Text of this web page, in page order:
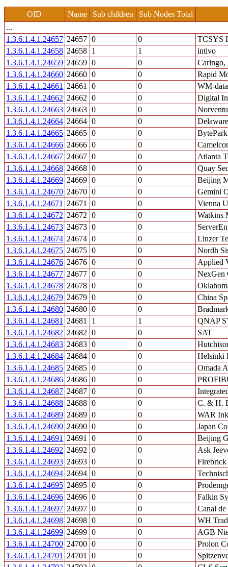
OID Name Sub children
Sub Nodes Total
...
1.3.6.1.4.1.24657 24657 0 0
TCSYS
1.3.6.1.4.1.24658 24658 1 1
intivo
1.3.6.1.4.1.24659 24659 0 0
Caringo,
1.3.6.1.4.1.24660 24660 0 0
Rapid
1.3.6.1.4.1.24661
24661 0 0
WM-
1.3.6.1.4.1.24662 24662 0 0
Digital
1.3.6.1.4.1.24663 24663 0 0
1.3.6.1.4.1.24664 24664 0 0
1.3.6.1.4.1.24665 24665 0 0
BytePark
1.3.6.1.4.1.24666 24666 0 0
1.3.6.1.4.1.24667 24667 0 0
Atlanta
1.3.6.1.4.1.24668 24668 0 0
Quay
1.3.6.1.4.1.24669 24669 0 0
Beijing
1.3.6.1.4.1.24670 24670 0 0
Gemini
1.3.6.1.4.1.24671
24671 0 0
Vienna
1.3.6.1.4.1.24672 24672 0 0
Watkins
1.3.6.1.4.1.24673 24673 0 0
1.3.6.1.4.1.24674 24674 0 0
Linzer
1.3.6.1.4.1.24675 24675 0 0
Nordh
1.3.6.1.4.1.24676 24676 0 0
Applied
1.3.6.1.4.1.24677 24677 0 0
NexGen
1.3.6.1.4.1.24678 24678 0 0
1.3.6.1.4.1.24679 24679 0 0
China
1.3.6.1.4.1.24680 24680 0 0
1.3.6.1.4.1.24681
24681 1 1
QNAP
1.3.6.1.4.1.24682 24682 0 0
SAT
1.3.6.1.4.1.24683 24683 0 0
1.3.6.1.4.1.24684 24684 0 0
Helsinki
1.3.6.1.4.1.24685 24685 0 0
Omada
1.3.6.1.4.1.24686 24686 0 0
1.3.6.1.4.1.24687 24687 0 0
1.3.6.1.4.1.24688 24688 0 0
C. & H.
1.3.6.1.4.1.24689 24689 0 0
WAR Ink
1.3.6.1.4.1.24690 24690 0 0
Japan
1.3.6.1.4.1.24691
24691 0 0
Beijing
1.3.6.1.4.1.24692 24692 0 0
Ask
1.3.6.1.4.1.24693 24693 0 0
1.3.6.1.4.1.24694 24694 0 0
1.3.6.1.4.1.24695 24695 0 0
1.3.6.1.4.1.24696 24696 0 0
Falkin
1.3.6.1.4.1.24697 24697 0 0
Canal
1.3.6.1.4.1.24698 24698 0 0
WH
1.3.6.1.4.1.24699 24699 0 0
AGB
1.3.6.1.4.1.24700 24700 0 0
Prolon
1.3.6.1.4.1.24701
24701 0 0